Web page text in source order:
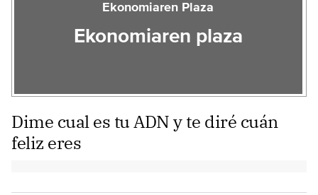
Ekonomiaren Plaza
Ekonomiaren plaza
Dime cual es tu ADN y te diré cuán
feliz eres